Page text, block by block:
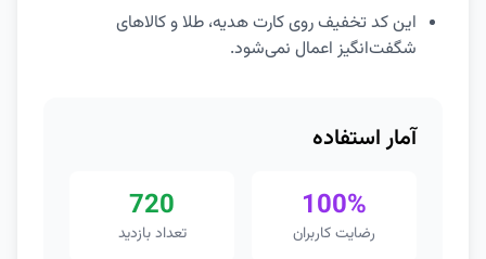
این کد تخفیف روی کارت هدیه، طلا و کالاهای
شگفت‌انگیز اعمال نمی‌شود.
آمار استفاده
100%
رضایت کاربران
720
تعداد بازدید